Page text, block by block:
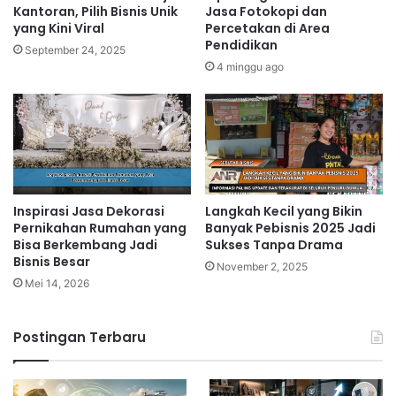
pelanggan yang memesan, Anda langsung
meneruskan pesanan ke supplier, dan supplier yang
akan mengirimkan barang langsung ke pelanggan.
Anda hanya perlu fokus pada pemasaran dan
manajemen pesanan.
Related Articles
Inspirasi Usaha Percetakan Digital
yang Mampu Bertahan di Tengah
Perubahan Industri
Kantoran, Pilih Bisnis Unik
yang Kini Viral
September 24, 2025
Jasa Fotokopi dan
Percetakan di Area
Pendidikan
4 minggu ago
Inspirasi Jasa Dekorasi
Pernikahan Rumahan yang
Bisa Berkembang Jadi
Bisnis Besar
Mei 14, 2026
Langkah Kecil yang Bikin
Banyak Pebisnis 2025 Jadi
Sukses Tanpa Drama
November 2, 2025
Postingan Terbaru